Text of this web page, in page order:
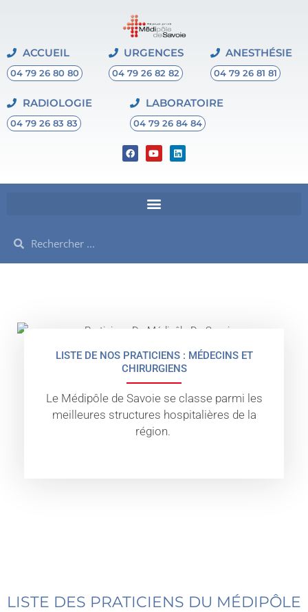
ACCUEIL
04 79 26 80 80
URGENCES
04 79 26 82 82
ANESTHÉSIE
04 79 26 81 81
RADIOLOGIE
04 79 26 83 83
LABORATOIRE
04 79 26 84 84
F
a
b
Y
o
u
e
L
i
e
Rechercher
LISTE DE NOS PRATICIENS : MÉDECINS ET
CHIRURGIENS
Le Médipôle de Savoie se classe parmi les
meilleures structures hospitalières de la
région.
LISTE DES PRATICIENS DU MÉDIPÔLE